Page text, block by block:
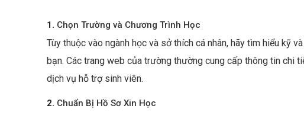
1. Chọn Trường và Chương Trình Học
Tùy thuộc vào ngành học và sở thích cá nhân, hãy tìm hiểu kỹ
bạn. Các trang web của trường thường cung cấp thông tin chi
dịch vụ hỗ trợ sinh viên.
2. Chuẩn Bị Hồ Sơ Xin Học